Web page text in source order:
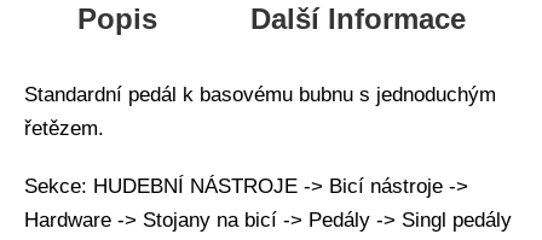
Popis Další Informace
Standardní pedál k basovému bubnu s jednoduchým
řetězem.
Sekce: HUDEBNÍ NÁSTROJE -> Bicí nástroje ->
Hardware -> Stojany na bicí -> Pedály -> Singl pedály